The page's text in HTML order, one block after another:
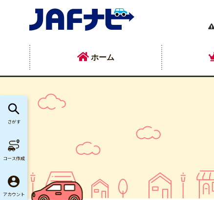
ホーム
さがす
コース作成
アカウント